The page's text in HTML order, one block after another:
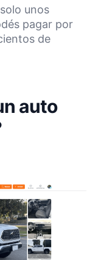
unos
pagar por
de
auto